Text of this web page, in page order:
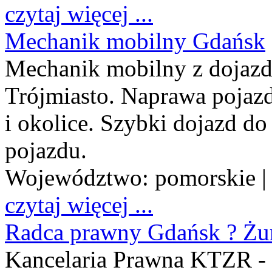
czytaj więcej ...
Mechanik mobilny Gdańsk
Mechanik mobilny z
Trójmiasto. Naprawa
i okolice. Szybki dojazd
pojazdu.
Województwo: pomorskie
czytaj więcej ...
Radca prawny Gdańsk ?
Kancelaria Prawna KTZR